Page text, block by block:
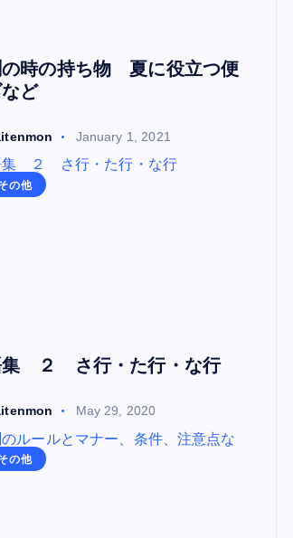
の時の持ち物 夏に役立つ便
ど
January 1, 2021
の他
集 ２ さ行・た行・な行
May 29, 2020
の他